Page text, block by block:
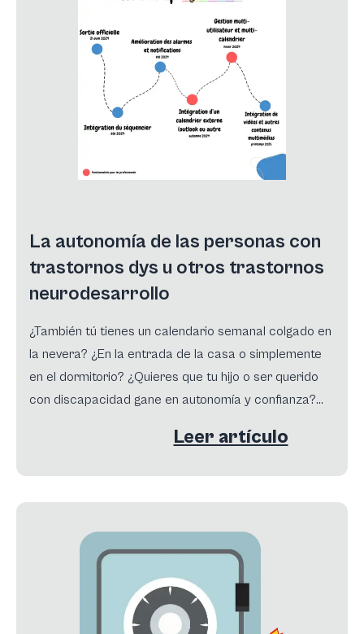
La autonomía de las personas con
trastornos dys u otros trastornos
neurodesarrollo
¿También tú tienes un calendario semanal colgado en
la nevera? ¿En la entrada de la casa o simplemente
en el dormitorio? ¿Quieres que tu hijo o ser querido
con discapacidad gane en autonomía y confianza?
Leer artículo